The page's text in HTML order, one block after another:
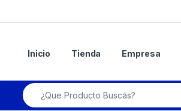
Inicio Tienda Empresa
Search for: